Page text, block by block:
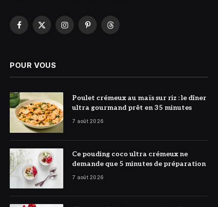
Facebook
X
InstagramPinterestThreads
POUR VOUS
© DR
Poulet crémeux au maïs sur riz : le dîner
ultra gourmand prêt en 35 minutes
7 août 2026
© DR
Ce pouding coco ultra crémeux ne
demande que 5 minutes de préparation
7 août 2026